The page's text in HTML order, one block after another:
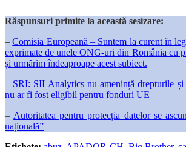
Răspunsuri primite la această sesizare:
–Comisia Europeană – Suntem la curent în
exprimate de unele ONG-uri din România cu
și urmărim îndeaproape acest subiect.
– SRI: SII Analytics nu amenință drepturile și
nu ar fi fost eligibil pentru fonduri UE
– Autoritatea pentru protecția datelor se
națională”